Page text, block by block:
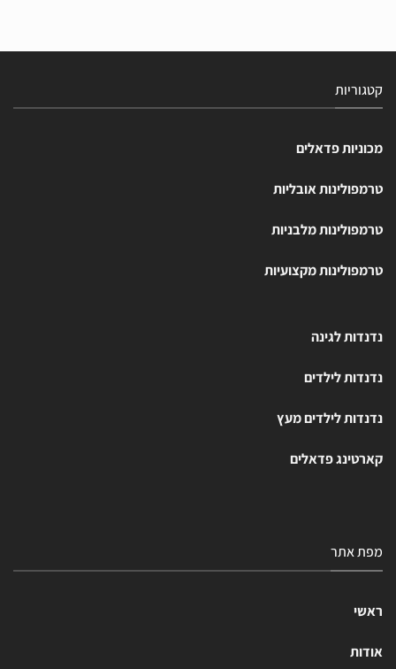
קטגוריות
מכוניות פדאלים
טרמפולינות אובליות
טרמפולינות מלבניות
טרמפולינות מקצועיות
נדנדות לגינה
נדנדות לילדים
נדנדות לילדים מעץ
קארטינג פדאלים
מפת אתר
ראשי
אודות